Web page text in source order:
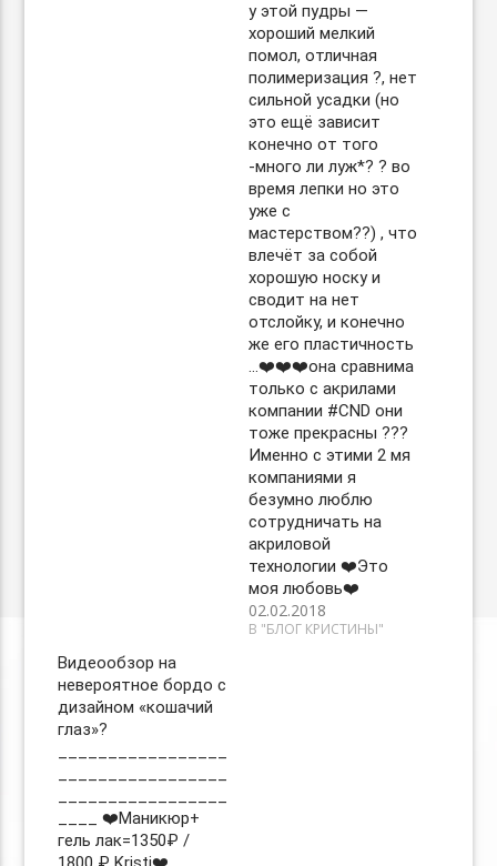
у этой пудры —
хороший мелкий
помол, отличная
полимеризация ?, нет
сильной усадки (но
это ещё зависит
конечно от того
-много ли луж*? ? во
время лепки но это
уже с
мастерством??) , что
влечёт за собой
хорошую носку и
сводит на нет
отслойку, и конечно
же его пластичность
…❤️❤️❤️она сравнима
только с акрилами
компании #CND они
тоже прекрасны ??‍?
Именно с этими 2 мя
компаниями я
безумно люблю
сотрудничать на
акриловой
технологии ❤️Это
моя любовь❤️
02.02.2018
В "БЛОГ КРИСТИНЫ"
Видеообзор на
невероятное бордо с
дизайном «кошачий
глаз»?
____ ❤️Маникюр+
гель лак=1350₽ /